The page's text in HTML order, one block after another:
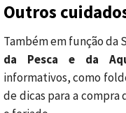
Outros
Também em função da
da Pesca e da
informativos, como
de dicas para a